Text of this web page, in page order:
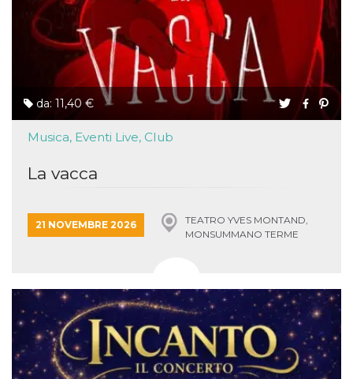
da: 11,40 €
Musica, Eventi Live, Club
La vacca
21 NOVEMBRE 2026
TEATRO YVES MONTAND,
MONSUMMANO TERME